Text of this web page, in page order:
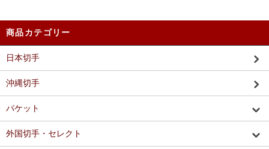
商品カテゴリー
日本切手
沖縄切手
パケット
外国切手・セレクト